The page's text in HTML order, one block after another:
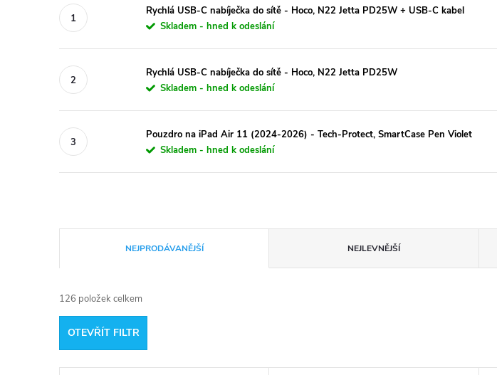
Rychlá USB-C nabíječka do sítě - Hoco, N22 Jetta PD25W + USB-C kabel
Skladem - hned k odeslání
Rychlá USB-C nabíječka do sítě - Hoco, N22 Jetta PD25W
Skladem - hned k odeslání
Pouzdro na iPad Air 11 (2024-2026) - Tech-Protect, SmartCase Pen Violet
Skladem - hned k odeslání
a
z
e
NEJPRODÁVANĚJŠÍ NEJLEVNĚJŠÍ
126 položek celkem
OTEVŘÍT FILTR